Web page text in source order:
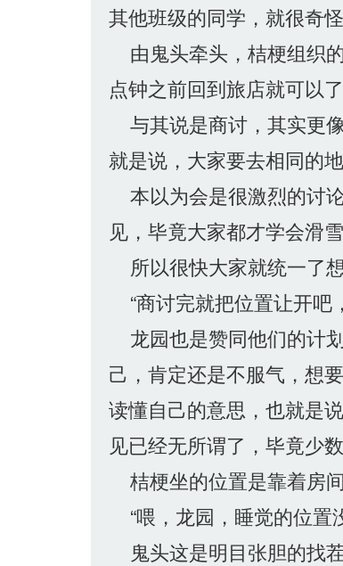
其他班级的同学，就很奇
由鬼头牵头，桔梗组织
点钟之前回到旅店就可以了
与其说是商讨，其实更
就是说，大家要去相同的地
本以为会是很激烈的讨
见，毕竟大家都才学会滑
所以很快大家就统一了
“商讨完就把位置让开吧
龙园也是赞同他们的计
己，肯定还是不服气，想
读懂自己的意思，也就是
见已经无所谓了，毕竟少数
桔梗坐的位置是靠着房
“喂，龙园，睡觉的位置
鬼头这是明目张胆的找茬